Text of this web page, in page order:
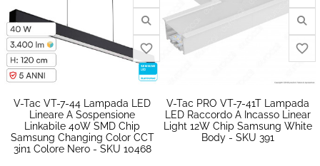
V-Tac VT-7-44 Lampada LED
Lineare A Sospensione
Linkabile 40W SMD Chip
Samsung Changing Color CCT
3in1 Colore Nero - SKU 10468
V-Tac PRO VT-7-41T Lampada
LED Raccordo A Incasso Linear
Light 12W Chip Samsung White
Body - SKU 391